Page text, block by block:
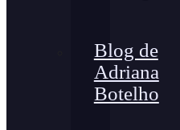
Blog de
Adriana
Botelho